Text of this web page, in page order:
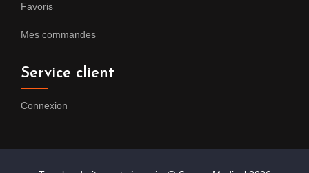
Favoris
Mes commandes
Service client
Connexion